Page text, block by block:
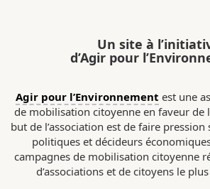
Un site à
d’Agir pour
Agir pour l’Environnement est une
de mobilisation citoyenne en faveur de
but de l’association est de faire
politiques et décideurs
campagnes de mobilisation citoyenne
d’associations et de citoyens le